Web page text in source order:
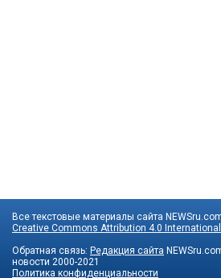
Все текстовые материалы сайта
Creative Commons Attribution 4.0 International
Обратная связь: Редакция сайта
новости 2000-2021
Политика конфиденциальности